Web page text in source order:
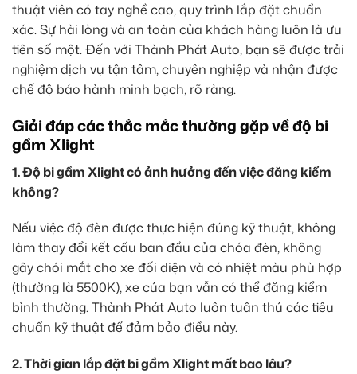
thuật viên có tay nghề cao, quy trình lắp đặt chuẩn
xác. Sự hài lòng và an toàn của khách hàng luôn là ưu
tiên số một. Đến với Thành Phát Auto, bạn sẽ được trải
nghiệm dịch vụ tận tâm, chuyên nghiệp và nhận được
chế độ bảo hành minh bạch, rõ ràng.
Giải đáp các thắc mắc thường gặp về độ bi
gầm Xlight
1. Độ bi gầm Xlight có ảnh hưởng đến việc đăng kiểm
không?
Nếu việc độ đèn được thực hiện đúng kỹ thuật, không
làm thay đổi kết cấu ban đầu của chóa đèn, không
gây chói mắt cho xe đối diện và có nhiệt màu phù hợp
(thường là 5500K), xe của bạn vẫn có thể đăng kiểm
bình thường. Thành Phát Auto luôn tuân thủ các tiêu
chuẩn kỹ thuật để đảm bảo điều này.
2. Thời gian lắp đặt bi gầm Xlight mất bao lâu?